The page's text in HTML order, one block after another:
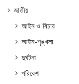
জাতীয়
আইন ও বিচার
আইন-শৃঙ্খলা
দুর্ঘটনা
পরিবেশ